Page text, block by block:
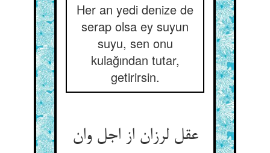
Her an yedi denize de
serap olsa ey suyun
suyu, sen onu
kulağından tutar,
getirirsin.
عقل لرزان از اجل وان